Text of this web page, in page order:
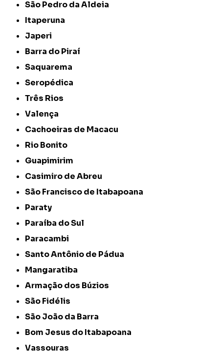
São Pedro da Aldeia
Itaperuna
Japeri
Barra do Piraí
Saquarema
Seropédica
Três Rios
Valença
Cachoeiras de Macacu
Rio Bonito
Guapimirim
Casimiro de Abreu
São Francisco de Itabapoana
Paraty
Paraíba do Sul
Paracambi
Santo Antônio de Pádua
Mangaratiba
Armação dos Búzios
São Fidélis
São João da Barra
Bom Jesus do Itabapoana
Vassouras